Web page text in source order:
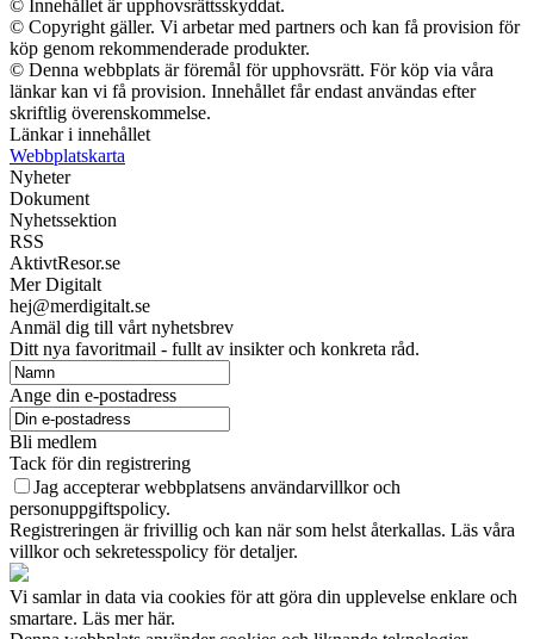
© Innehållet är upphovsrättsskyddat.
© Copyright gäller. Vi arbetar med partners och kan få provision för
köp genom rekommenderade produkter.
© Denna webbplats är föremål för upphovsrätt. För köp via våra
länkar kan vi få provision. Innehållet får endast användas efter
skriftlig överenskommelse.
Länkar i innehållet
Webbplatskarta
Nyheter
Dokument
Nyhetssektion
RSS
AktivtResor.se
Mer Digitalt
hej@merdigitalt.se
Anmäl dig till vårt nyhetsbrev
Ditt nya favoritmail - fullt av insikter och konkreta råd.
Ange din e-postadress
Bli medlem
Tack för din registrering
Jag accepterar webbplatsens användarvillkor och
personuppgiftspolicy.
Registreringen är frivillig och kan när som helst återkallas. Läs våra
villkor och sekretesspolicy för detaljer.
Vi samlar in data via cookies för att göra din upplevelse enklare och
smartare. Läs mer här.